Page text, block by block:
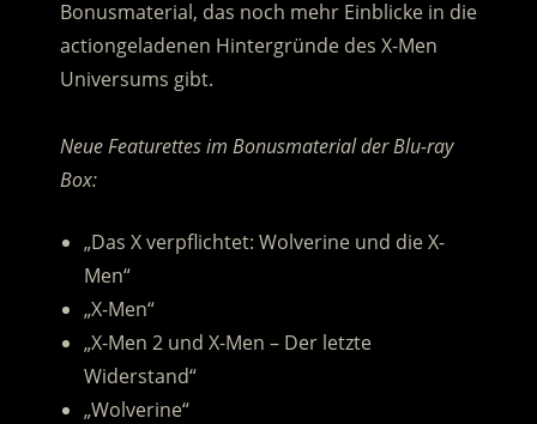
Bonusmaterial, das noch mehr Einblicke in die
actiongeladenen Hintergründe des X-Men
Universums gibt.
Neue Featurettes im Bonusmaterial der Blu-ray
Box:
„Das X verpflichtet: Wolverine und die X-
Men“
„X-Men“
„X-Men 2 und X-Men – Der letzte
Widerstand“
„Wolverine“